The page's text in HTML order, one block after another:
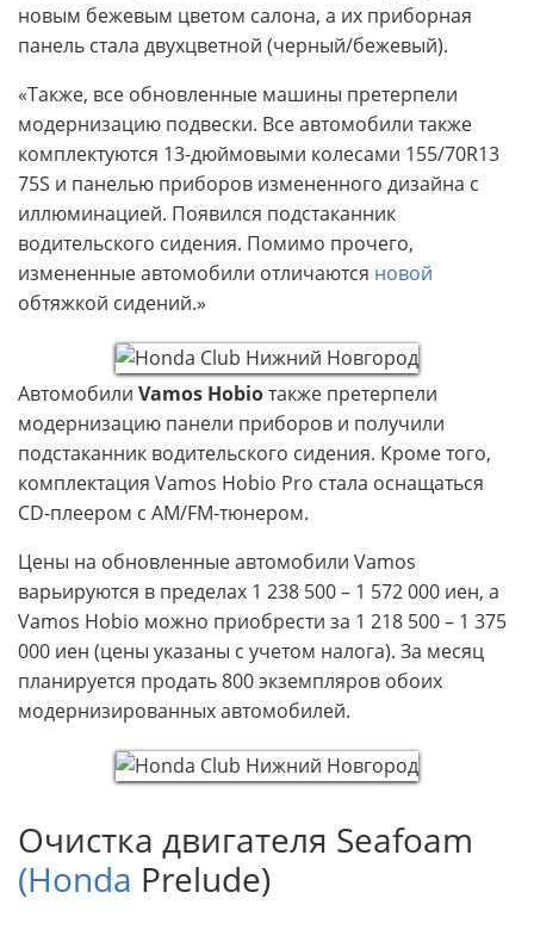
новым бежевым цветом салона, а их приборная
панель стала двухцветной (черный/бежевый).
Также, все обновленные машины претерпели
модернизацию подвески. Все автомобили также
комплектуются 13-дюймовыми колесами 155/70R13
75S и панелью приборов измененного дизайна с
иллюминацией. Появился подстаканник
водительского сидения. Помимо прочего,
измененные автомобили отличаются новой
обтяжкой сидений.
Автомобили Vamos Hobioтакже претерпели
модернизацию панели приборов и получили
подстаканник водительского сидения. Кроме того,
комплектация Vamos Hobio Pro стала оснащаться
CD-плеером с AM/FM-тюнером.
Цены на обновленные автомобили Vamos
варьируются в пределах 1 238 500 – 1 572 000 иен, а
Vamos Hobio можно приобрести за 1 218 500 – 1 375
000 иен (цены указаны с учетом налога). За месяц
планируется продать 800 экземпляров обоих
модернизированных автомобилей.
Очистка двигателя Seafoam
(Honda Prelude)